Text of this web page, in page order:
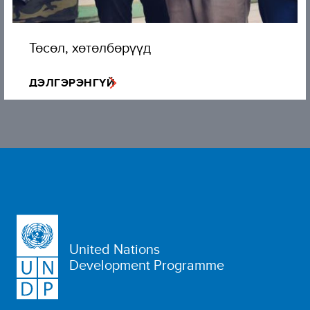
Төсөл, хөтөлбөрүүд
ДЭЛГЭРЭНГҮЙ
United Nations
Development Programme